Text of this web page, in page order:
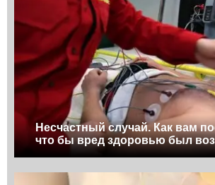
Несчастный случай. Как вам
что бы вред здоровью был